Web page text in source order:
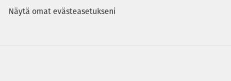
Näytä omat evästeasetukseni